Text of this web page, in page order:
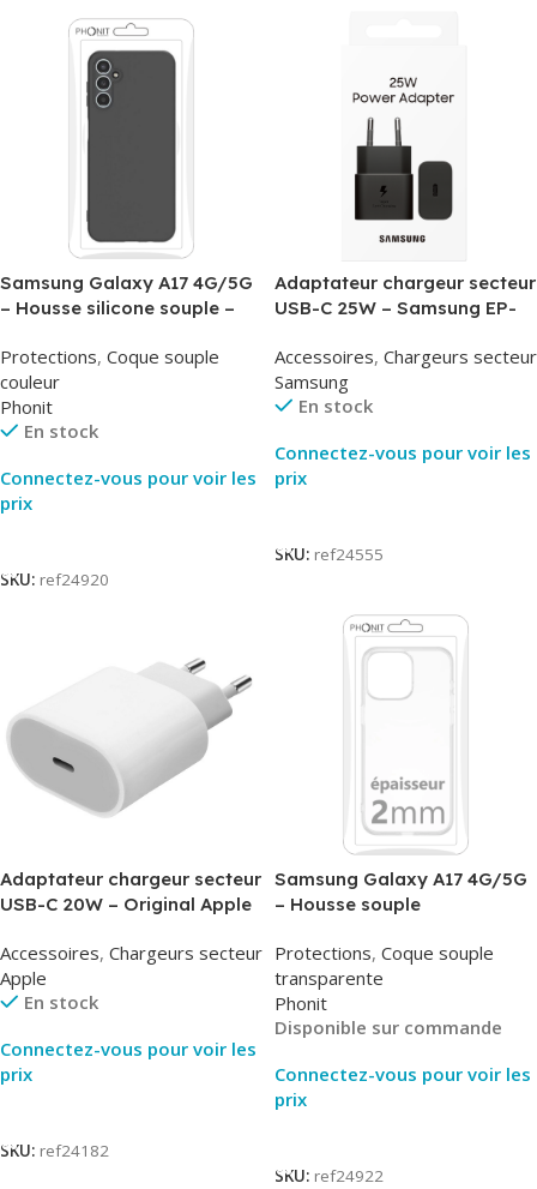
Samsung Galaxy A17 4G/5G
– Housse silicone souple –
Protections, Coque souple
couleur
Phonit
En stock
Connectez-vous pour voir les
prix
SKU: ref24920
Adaptateur chargeur secteur
USB-C 25W – Samsung EP-
Packaging Original
Accessoires, Chargeurs secteur
Samsung
En stock
Connectez-vous pour voir les
prix
SKU: ref24555
Adaptateur chargeur secteur
USB-C 20W – Original Apple
Accessoires, Chargeurs secteur
Apple
En stock
Connectez-vous pour voir les
prix
SKU: ref24182
Samsung Galaxy A17 4G/5G
– Housse souple
Protections, Coque souple
transparente
Phonit
Disponible sur commande
Connectez-vous pour voir les
prix
SKU: ref24922